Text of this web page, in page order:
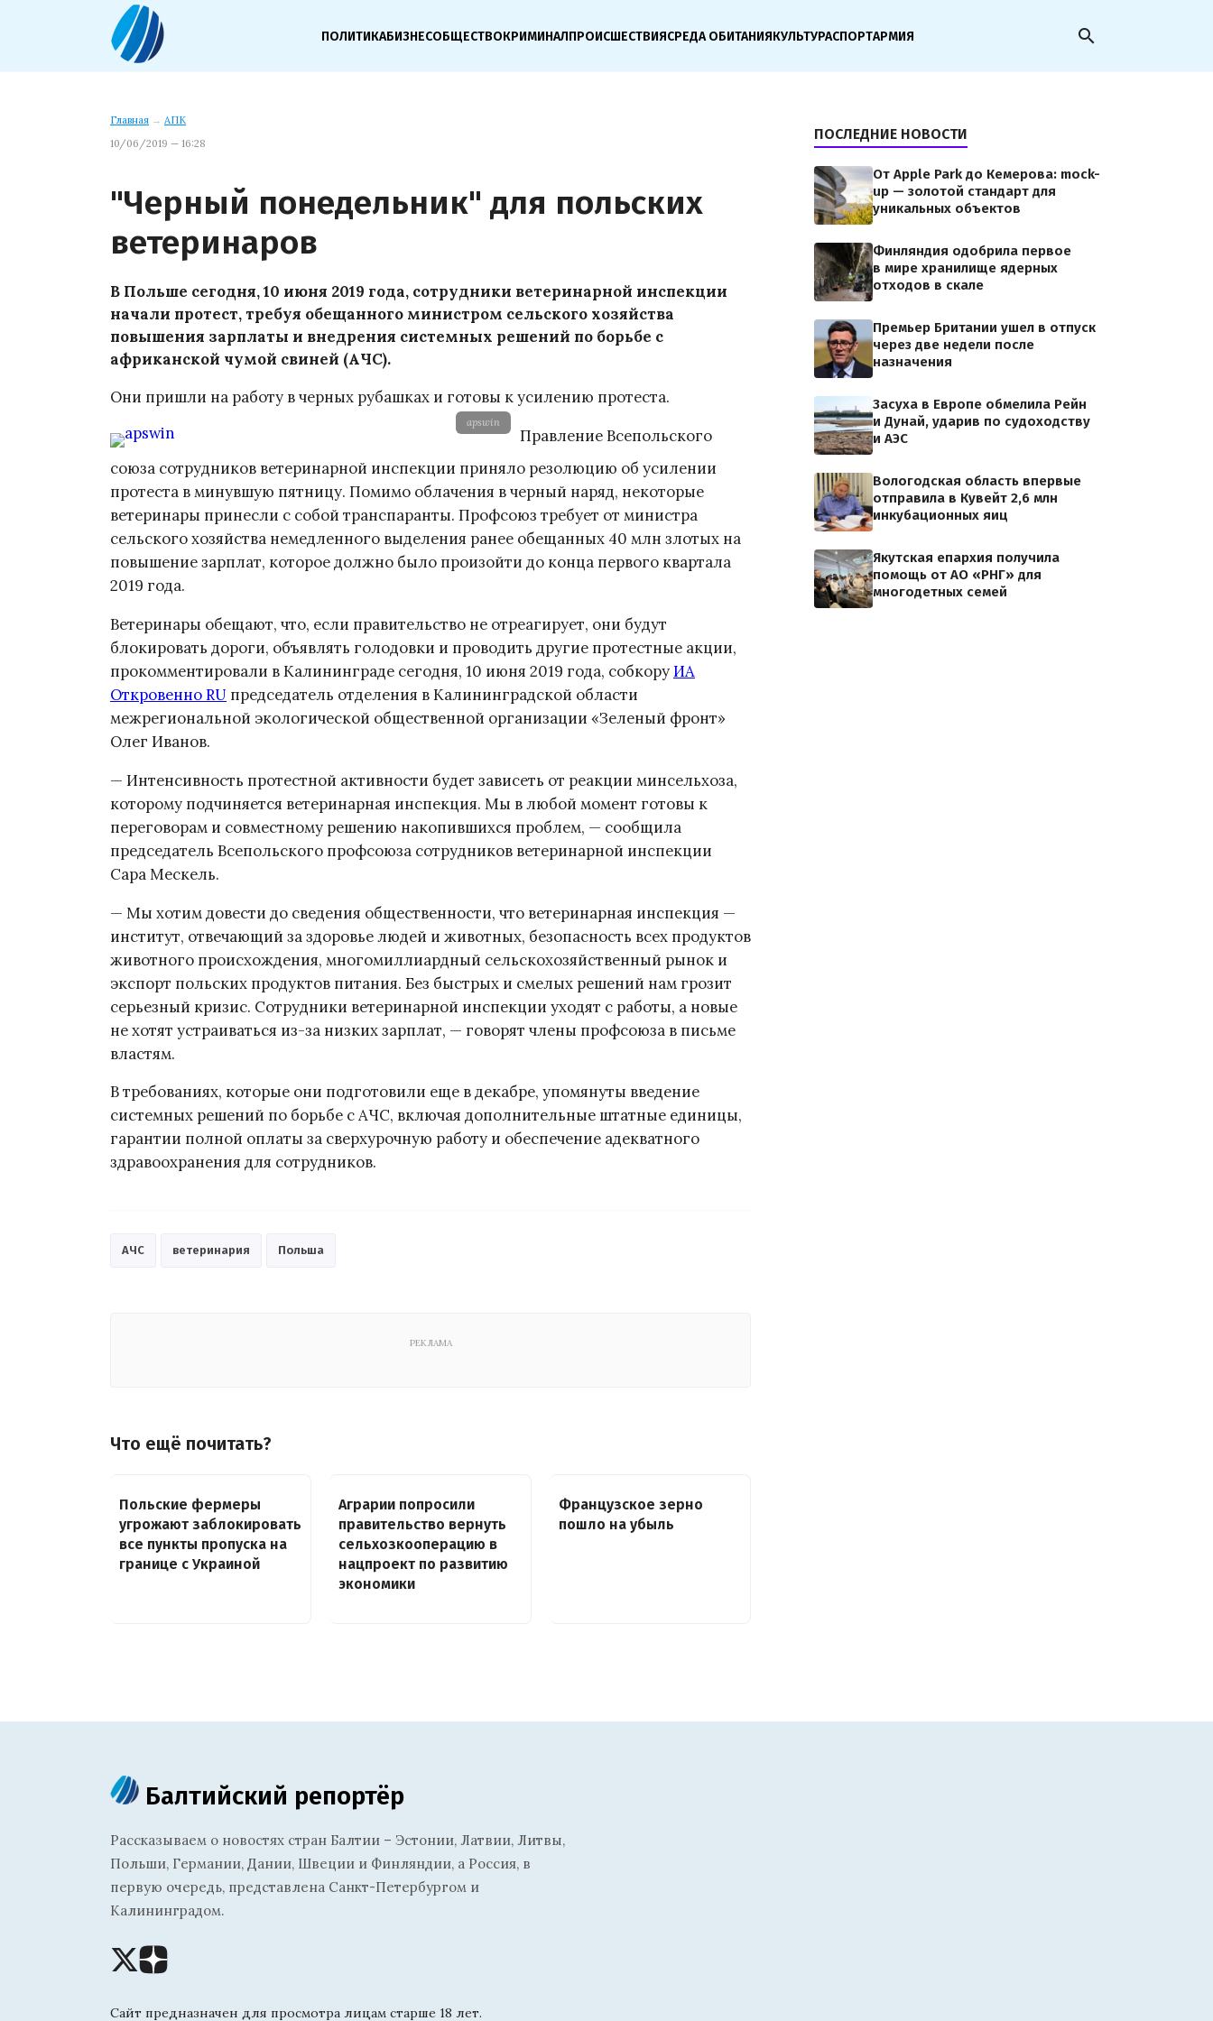
ПОЛИТИКАБИЗНЕСОБЩЕСТВОКРИМИНАЛПРОИСШЕСТВИЯСРЕДА ОБИТАНИЯКУЛЬТУРАСПОРТАРМИЯ search
Главная → АПК
10/06/2019 — 16:28
"Черный понедельник" для польских
ветеринаров
В Польше сегодня, 10 июня 2019 года, сотрудники ветеринарной инспекции
начали протест, требуя обещанного министром сельского хозяйства
повышения зарплаты и внедрения системных решений по борьбе с
африканской чумой свиней (АЧС).
Они пришли на работу в черных рубашках и готовы к усилению протеста.
apswin
Правление Всепольского
союза сотрудников ветеринарной инспекции приняло резолюцию об усилении
протеста в минувшую пятницу. Помимо облачения в черный наряд, некоторые
ветеринары принесли с собой транспаранты. Профсоюз требует от министра
сельского хозяйства немедленного выделения ранее обещанных 40 млн злотых на
повышение зарплат, которое должно было произойти до конца первого квартала
2019 года.
Ветеринары обещают, что, если правительство не отреагирует, они будут
блокировать дороги, объявлять голодовки и проводить другие протестные акции,
прокомментировали в Калининграде сегодня, 10 июня 2019 года, собкоруИА
Откровенно RU председатель отделения в Калининградской области
межрегиональной экологической общественной организации «Зеленый фронт»
Олег Иванов.
— Интенсивность протестной активности будет зависеть от реакции минсельхоза,
которому подчиняется ветеринарная инспекция. Мы в любой момент готовы к
переговорам и совместному решению накопившихся проблем, — сообщила
председатель Всепольского профсоюза сотрудников ветеринарной инспекции
Сара Мескель.
— Мы хотим довести до сведения общественности, что ветеринарная инспекция —
институт, отвечающий за здоровье людей и животных, безопасность всех продуктов
животного происхождения, многомиллиардный сельскохозяйственный рынок и
экспорт польских продуктов питания. Без быстрых и смелых решений нам грозит
серьезный кризис. Сотрудники ветеринарной инспекции уходят с работы, а новые
не хотят устраиваться из-за низких зарплат, — говорят члены профсоюза в письме
властям.
В требованиях, которые они подготовили еще в декабре, упомянуты введение
системных решений по борьбе с АЧС, включая дополнительные штатные единицы,
гарантии полной оплаты за сверхурочную работу и обеспечение адекватного
здравоохранения для сотрудников.
АЧС ветеринария Польша
РЕКЛАМА
Что ещё почитать?
Польские фермеры
угрожают заблокировать
все пункты пропуска на
границе с Украиной
Аграрии попросили
правительство вернуть
сельхозкооперацию в
нацпроект по развитию
экономики
Французское зерно
пошло на убыль
ПОСЛЕДНИЕ НОВОСТИ
От Apple Park до Кемерова: mock-
up — золотой стандарт для
уникальных объектов
Финляндия одобрила первое
в мире хранилище ядерных
отходов в скале
Премьер Британии ушел в отпуск
через две недели после
назначения
Засуха в Европе обмелила Рейн
и Дунай, ударив по судоходству
и АЭС
Вологодская область впервые
отправила в Кувейт 2,6 млн
инкубационных яиц
Якутская епархия получила
помощь от АО «РНГ» для
многодетных семей
Балтийский репортёр
Рассказываем о новостях стран Балтии – Эстонии, Латвии, Литвы,
Польши, Германии, Дании, Швеции и Финляндии, а Россия, в
первую очередь, представлена Санкт-Петербургом и
Калининградом.
Сайт предназначен для просмотра лицам старше 18 лет.